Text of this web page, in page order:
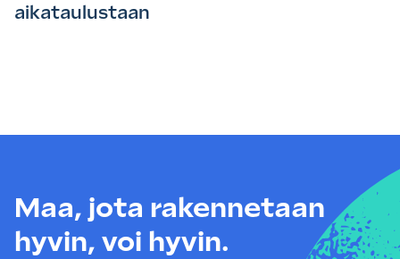
aikataulustaan
Maa, jota rakennetaan
hyvin, voi hyvin.